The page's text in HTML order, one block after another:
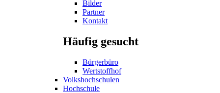
Bilder
Partner
Kontakt
Häufig gesucht
Bürgerbüro
Wertstoffhof
Volkshochschulen
Hochschule